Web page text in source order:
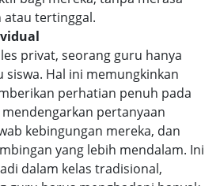
tertinggal.
privat, seorang guru hanya
siswa. Hal ini memungkinkan
perhatian penuh pada
pertanyaan
kebingungan mereka, dan
yang lebih mendalam. Ini
dalam kelas tradisional,